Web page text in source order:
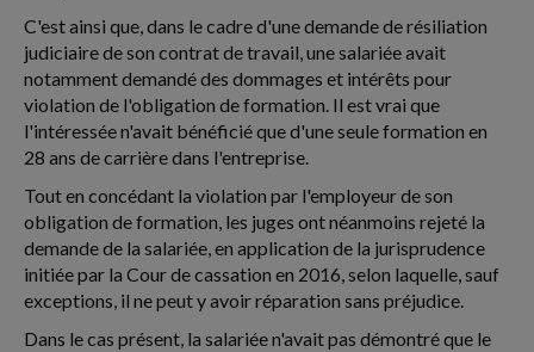
C'est ainsi que, dans le cadre d'une demande de résiliation
judiciaire de son contrat de travail, une salariée avait
notamment demandé des dommages et intérêts pour
violation de l'obligation de formation. Il est vrai que
l'intéressée n'avait bénéficié que d'une seule formation en
28 ans de carrière dans l'entreprise.
Tout en concédant la violation par l'employeur de son
obligation de formation, les juges ont néanmoins rejeté la
demande de la salariée, en application de la jurisprudence
initiée par la Cour de cassation en 2016, selon laquelle, sauf
exceptions, il ne peut y avoir réparation sans préjudice.
Dans le cas présent, la salariée n'avait pas démontré que le